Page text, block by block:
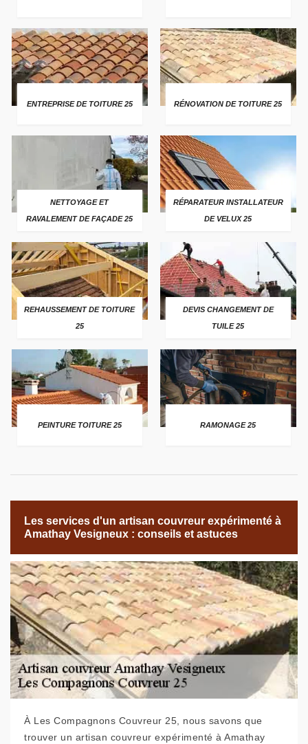
ENTREPRISE DE TOITURE 25 RÉNOVATION DE TOITURE 25
NETTOYAGE ET
RAVALEMENT DE FAÇADE 25
RÉPARATEUR INSTALLATEUR
DE VELUX 25
REHAUSSEMENT DE TOITURE
25
DEVIS CHANGEMENT DE
TUILE 25
PEINTURE TOITURE 25 RAMONAGE 25
Les services d'un artisan couvreur expérimenté à
Amathay Vesigneux : conseils et astuces
À Les Compagnons Couvreur 25, nous savons que
trouver un artisan couvreur expérimenté à Amathay